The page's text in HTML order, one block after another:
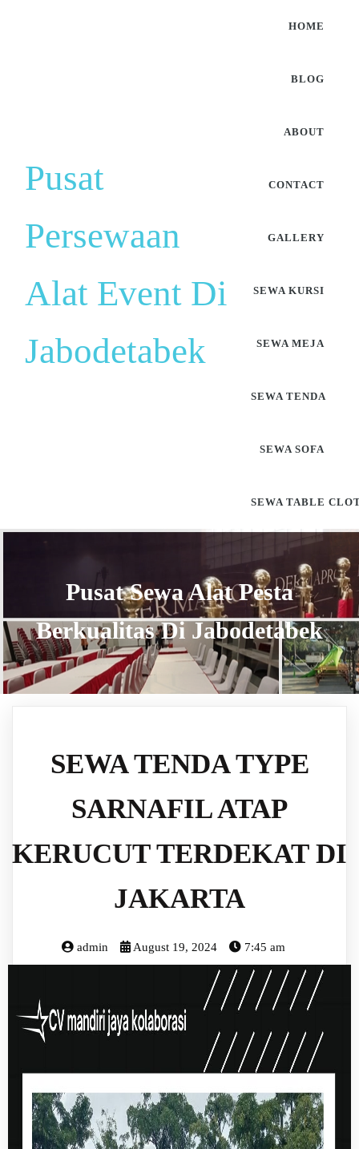
Pusat
Persewaan
Alat Event Di
Jabodetabek
HOME
BLOG
ABOUT
CONTACT
GALLERY
SEWA KURSI
SEWA MEJA
SEWA TENDA
SEWA SOFA
SEWA TABLE
Pusat Sewa Alat Pesta
Berkualitas Di Jabodetabek
SEWA TENDA TYPE
SARNAFIL ATAP
KERUCUT TERDEKAT DI
JAKARTA
admin August 19, 2024 7:45 am